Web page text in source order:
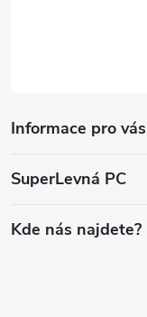
Informace pro vás
SuperLevná PC
Kde nás najdete?